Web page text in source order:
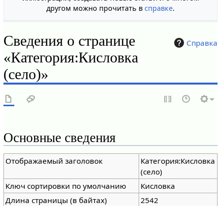
другом можно прочитать в справке.
Справка
Сведения о странице
«Категория:Кисловка
(село)»
Основные сведения
Отображаемый заголовок
Категория:Кисловка
(село)
Ключ сортировки по умолчанию
Кисловка
Длина страницы (в байтах)
2542